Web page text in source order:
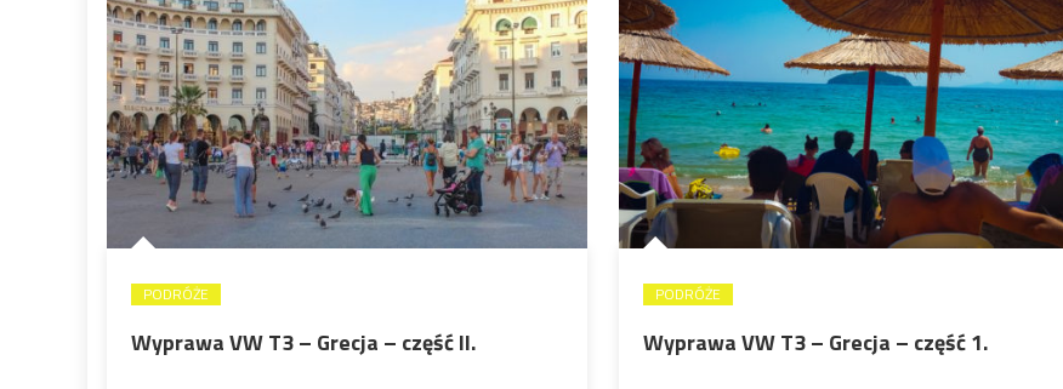
PODRÓŻE
Wyprawa VW T3 – Grecja – część II.
PODRÓŻE
Wyprawa VW T3 – Grecja – część 1.